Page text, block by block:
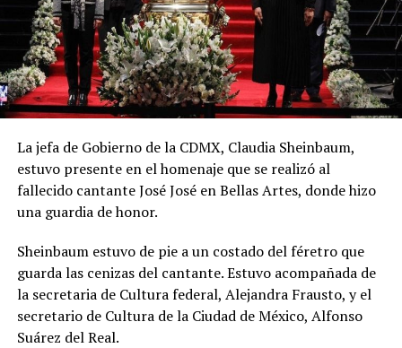
La jefa de Gobierno de la CDMX, Claudia Sheinbaum,
estuvo presente en el homenaje que se realizó al
fallecido cantante José José en Bellas Artes, donde hizo
una guardia de honor.
Sheinbaum estuvo de pie a un costado del féretro que
guarda las cenizas del cantante. Estuvo acompañada de
la secretaria de Cultura federal, Alejandra Frausto, y el
secretario de Cultura de la Ciudad de México, Alfonso
Suárez del Real.